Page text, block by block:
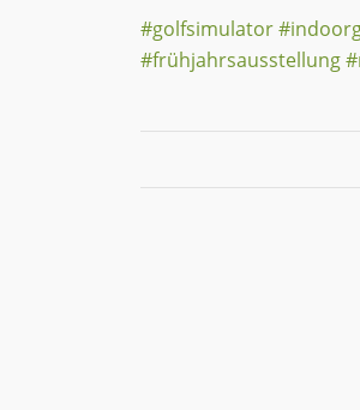
#golfsimulator
#frühjahrsausstellung